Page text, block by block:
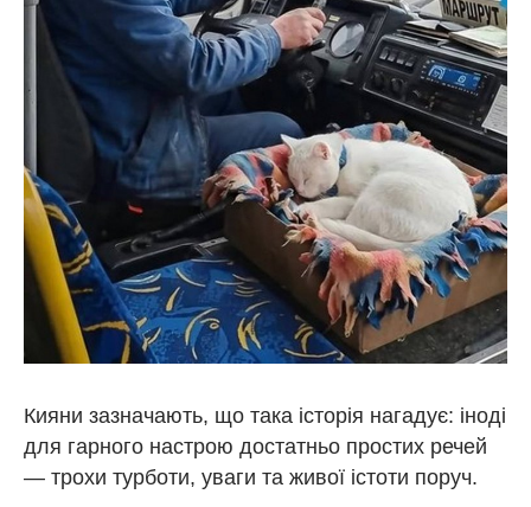
Кияни зазначають, що така історія нагадує: іноді
для гарного настрою достатньо простих речей
— трохи турботи, уваги та живої істоти поруч.